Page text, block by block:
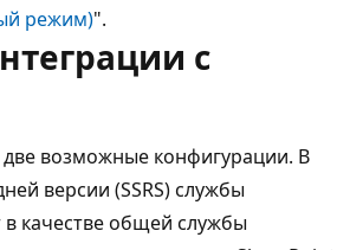
режим)".
с
возможные конфигурации. В
версии (SSRS) службы
в качестве общей службы